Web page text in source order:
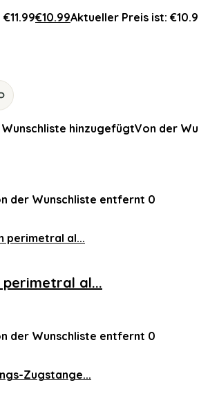
€10.99Aktueller Preis ist:
hinzugefügtVon der
der Wunschliste entfernt 0
al...
der Wunschliste entfernt 0